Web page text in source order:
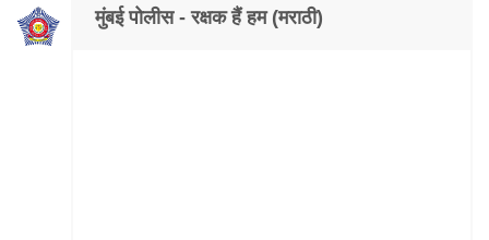
मुंबई पोलीस - रक्षक हैं हम (मराठी)